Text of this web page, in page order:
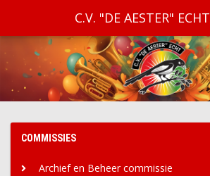
C.V. "DE AESTER" ECHT
COMMISSIES
Archief en Beheer commissie